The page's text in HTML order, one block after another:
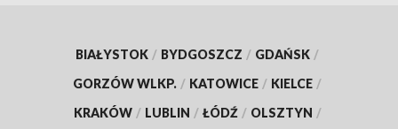
BIAŁYSTOK / BYDGOSZCZ / GDAŃSK /
GORZÓW WLKP. / KATOWICE / KIELCE /
KRAKÓW / LUBLIN / ŁÓDŹ / OLSZTYN /